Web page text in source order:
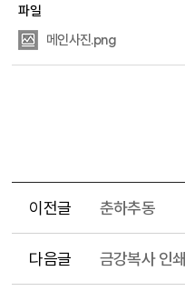
파일
메인사진.png
이전글 춘하추동
다음글 금강복사 인쇄